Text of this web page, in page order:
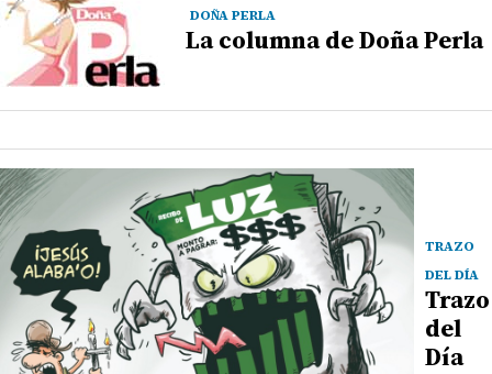
DOÑA PERLA
La columna de Doña Perla
TRAZO
DEL DÍA
Trazo
del
Día